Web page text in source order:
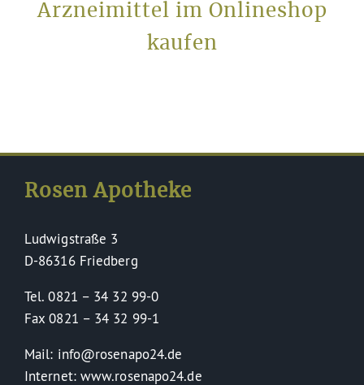
Arzneimittel im Onlineshop
kaufen
Rosen Apotheke
Ludwigstraße 3
D-86316 Friedberg
Tel. 0821 – 34 32 99-0
Fax 0821 – 34 32 99-1
Mail: info@rosenapo24.de
Internet: www.rosenapo24.de